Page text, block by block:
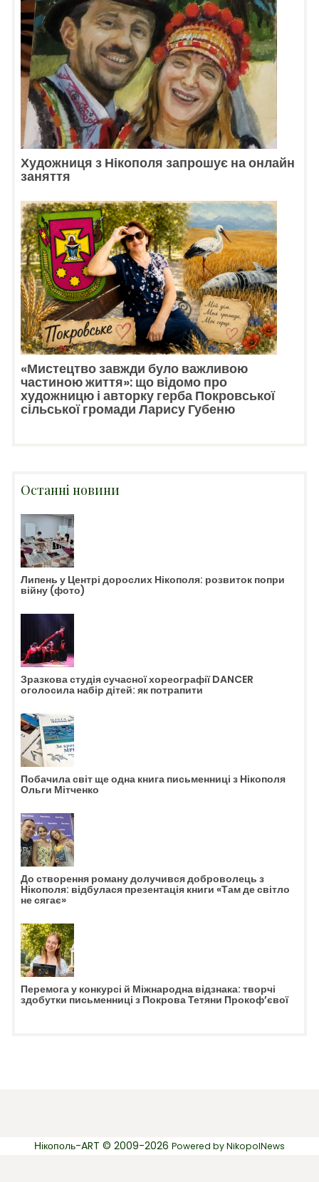
Художниця з Нікополя запрошує на онлайн
заняття
«Мистецтво завжди було важливою
частиною життя»: що відомо про
художницю і авторку герба Покровської
сільської громади Ларису Губеню
Останні новини
Липень у Центрі дорослих Нікополя: розвиток попри
війну (фото)
Зразкова студія сучасної хореографії DANCER
оголосила набір дітей: як потрапити
Побачила світ ще одна книга письменниці з Нікополя
Ольги Мітченко
До створення роману долучився доброволець з
Нікополя: відбулася презентація книги «Там де світло
не сягає»
Перемога у конкурсі й Міжнародна відзнака: творчі
здобутки письменниці з Покрова Тетяни Прокоф’євої
Нікополь-ART © 2009-2026 Powered byNikopolNews